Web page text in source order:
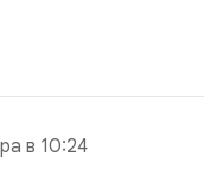
стороны США стало
в 10:24